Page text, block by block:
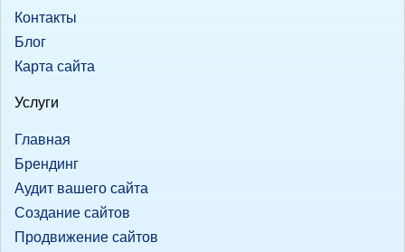
Контакты
Блог
Карта сайта
Услуги
Главная
Брендинг
Аудит вашего сайта
Создание сайтов
Продвижение сайтов